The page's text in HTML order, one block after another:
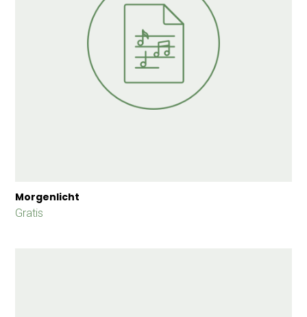
Morgenlicht
Gratis